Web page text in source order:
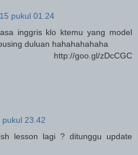
pukul 01.24
inggris klo ktemu yang model
duluan hahahahahaha
http://goo.gl/zDcCGC
pukul 23.42
lesson lagi ? ditunggu update